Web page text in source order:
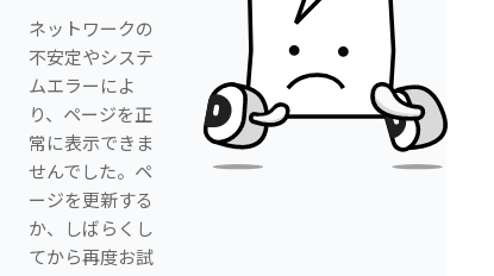
ネットワークの
不安定やシステ
ムエラーによ
り、ページを正
常に表示できま
せんでした。ペ
ージを更新する
か、しばらくし
てから再度お試